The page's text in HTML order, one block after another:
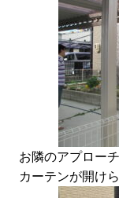
お隣のアプロー
カーテンが開け